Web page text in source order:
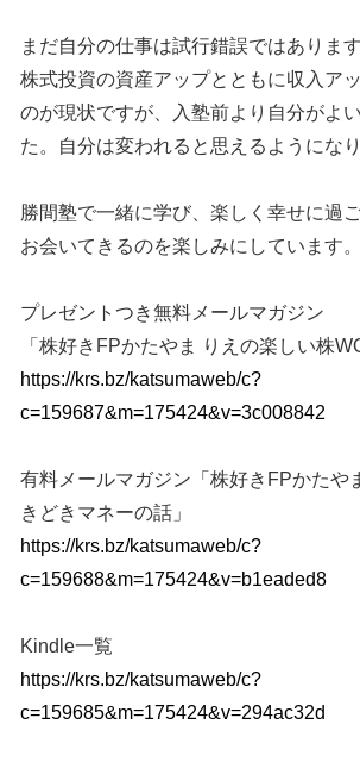
まだ自分の仕事は試行錯誤ではありま
株式投資の資産アップとともに収入ア
のが現状ですが、入塾前より自分がよ
た。自分は変われると思えるようになり
勝間塾で一緒に学び、楽しく幸せに過
お会いてきるのを楽しみにしています。
プレゼントつき無料メールマガジン
「株好きFPかたやま りえの楽しい株
https://krs.bz/katsumaweb/c?
c=159687&m=175424&v=3c008842
有料メールマガジン「株好きFPかたや
きどきマネーの話」
https://krs.bz/katsumaweb/c?
c=159688&m=175424&v=b1eaded8
Kindle一覧
https://krs.bz/katsumaweb/c?
c=159685&m=175424&v=294ac32d